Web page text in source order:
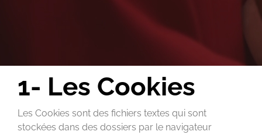
1- Les Cookies
Les Cookies sont des fichiers textes qui sont
stockées dans des dossiers par le navigateur